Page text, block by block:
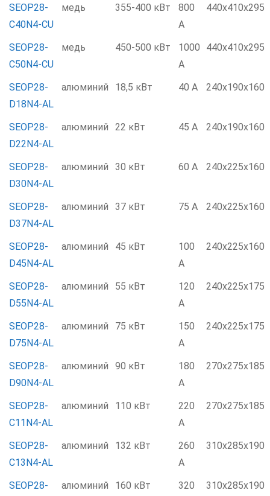
SEOP28-
C40N4-CU
медь 355-400 кВт
800
А
440x410x295
SEOP28-
C50N4-CU
медь 450-500 кВт
1000
А
440x410x295
SEOP28-
D18N4-AL
алюминий 18,5 кВт 40 А 240x190x160
SEOP28-
D22N4-AL
алюминий 22 кВт 45 А 240x190x160
SEOP28-
D30N4-AL
алюминий 30 кВт 60 А 240x225x160
SEOP28-
D37N4-AL
алюминий 37 кВт 75 А 240x225x160
SEOP28-
D45N4-AL
алюминий 45 кВт
100
А
240x225x160
SEOP28-
D55N4-AL
алюминий 55 кВт
120
А
240x225x175
SEOP28-
D75N4-AL
алюминий 75 кВт
150
А
240x225x175
SEOP28-
D90N4-AL
алюминий 90 кВт
180
А
270x275x185
SEOP28-
C11N4-AL
алюминий 110 кВт
220
А
270x275x185
SEOP28-
C13N4-AL
алюминий 132 кВт
260
А
310x285x190
SEOP28-
алюминий 160 кВт
320
310x285x190